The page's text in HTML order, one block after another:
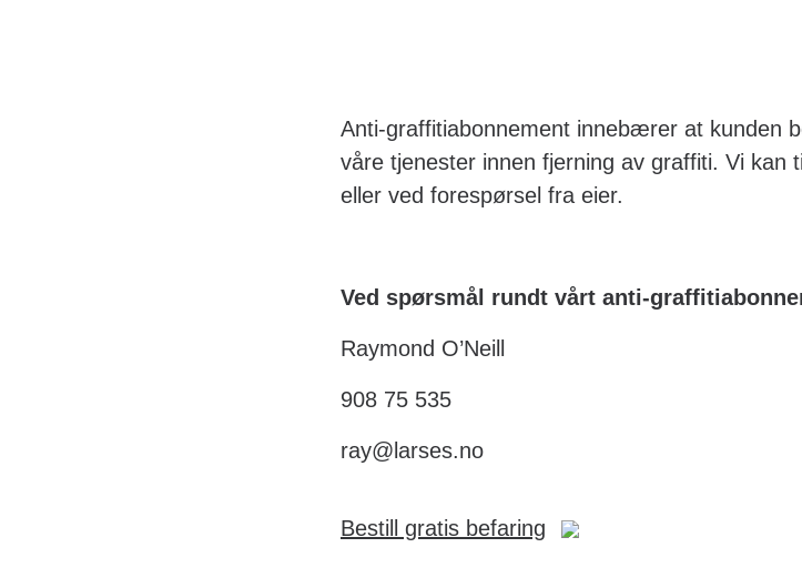
Anti-graffitiabonnement innebærer at kunden
våre tjenester innen fjerning av graffiti. Vi kan
eller ved forespørsel fra eier.
Ved spørsmål rundt vårt anti-
Raymond O’Neill
908 75 535
ray@larses.no
Bestill gratis befaring